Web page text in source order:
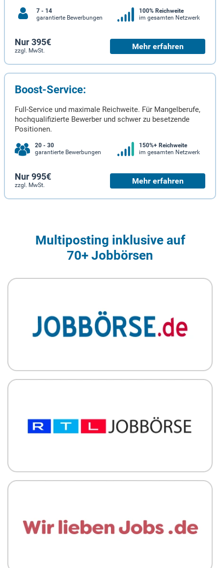
7 - 14
garantierte Bewerbungen
100% Reichweite
im gesamten Netzwerk
Nur 395€
zzgl. MwSt. Mehr erfahren
Boost-Service:
Full-Service und maximale Reichweite. Für Mangelberufe,
hochqualifizierte Bewerber und schwer zu besetzende
Positionen.
20 - 30
garantierte Bewerbungen
150%+ Reichweite
im gesamten Netzwerk
Nur 995€
zzgl. MwSt. Mehr erfahren
Multiposting inklusive auf
70+ Jobbörsen